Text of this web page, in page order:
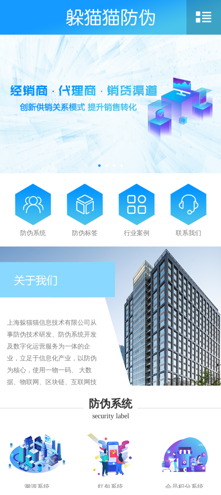
防伪系统 防伪标签 行业案例 联系我们
上海躲猫猫信息技术有限公司从
事防伪技术研发、防伪系统开发
及数字化运营服务为一体的企
业，立足于信息化产业，以防伪
为核心，使用一物一码、 大数
据、物联网、区块链、互联网技
防窜货、追溯系统、商品溯源、防伪系统
security label
溯源系统 红包系统 会员积分系统